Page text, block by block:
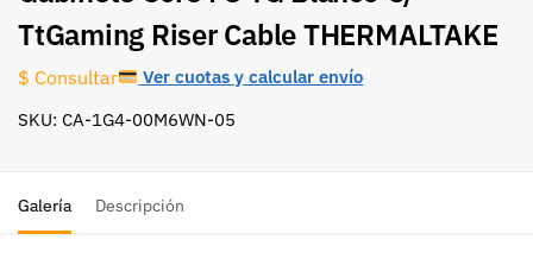
TtGaming Riser Cable THERMALTAKE
$ Consultar Ver cuotas y calcular envío
SKU: CA-1G4-00M6WN-05
Galería Descripción